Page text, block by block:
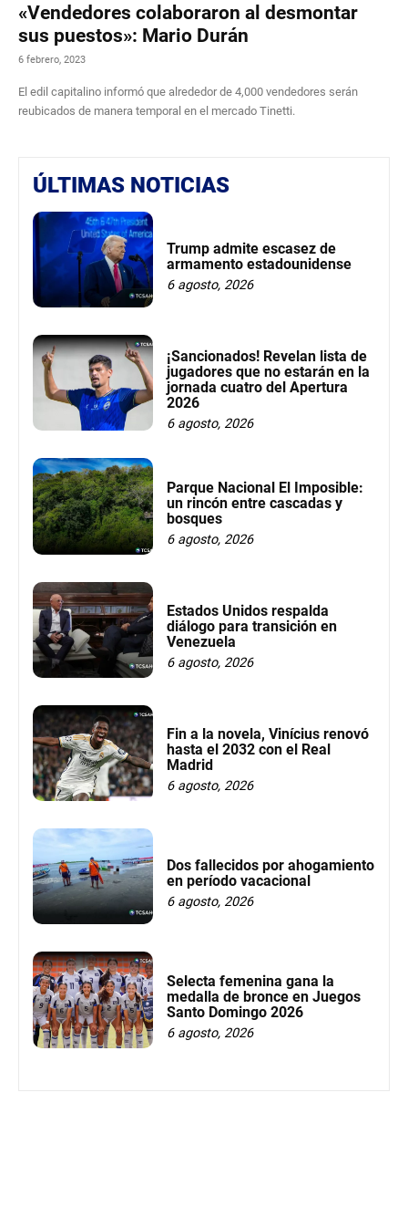
«Vendedores colaboraron al desmontar
sus puestos»: Mario Durán
6 febrero, 2023
El edil capitalino informó que alrededor de 4,000 vendedores serán
reubicados de manera temporal en el mercado Tinetti.
ÚLTIMAS NOTICIAS
Trump admite escasez de
armamento estadounidense
6 agosto, 2026
¡Sancionados! Revelan lista de
jugadores que no estarán en la
jornada cuatro del Apertura
2026
6 agosto, 2026
Parque Nacional El Imposible:
un rincón entre cascadas y
bosques
6 agosto, 2026
Estados Unidos respalda
diálogo para transición en
Venezuela
6 agosto, 2026
Fin a la novela, Vinícius renovó
hasta el 2032 con el Real
Madrid
6 agosto, 2026
Dos fallecidos por ahogamiento
en período vacacional
6 agosto, 2026
Selecta femenina gana la
medalla de bronce en Juegos
Santo Domingo 2026
6 agosto, 2026